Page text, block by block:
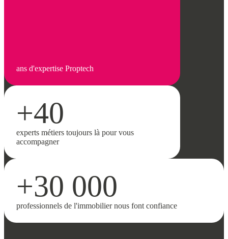
ans d'expertise Proptech
+40
experts métiers toujours là pour vous
accompagner
+30 000
professionnels de l'immobilier nous font confiance